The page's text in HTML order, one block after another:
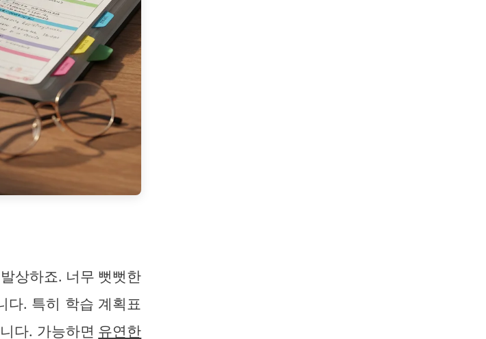
상하죠. 너무 뻣뻣한
다. 특히 학습 계획표
다. 가능하면 유연한